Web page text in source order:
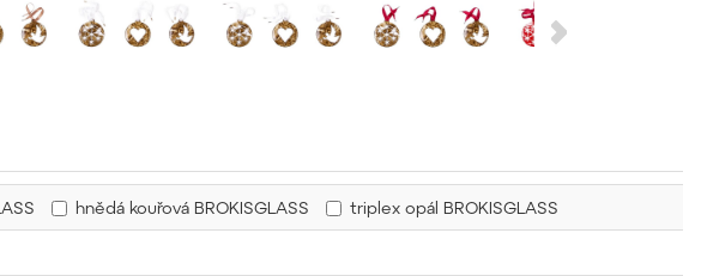
hnědá kouřová BROKISGLASS triplex opál BROKISGLASS